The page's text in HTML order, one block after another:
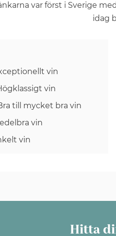
var först i Sverige
idag
vin
vin
till mycket bra vin
vin
vin
Hitta